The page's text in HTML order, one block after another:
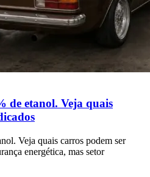
de etanol. Veja quais
Veja quais carros podem ser
energética, mas setor